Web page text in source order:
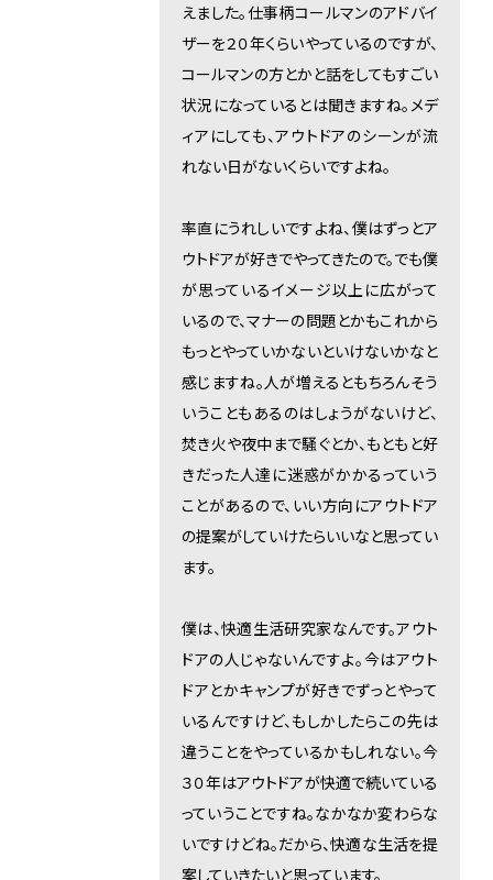
えました。仕事柄コールマンのアドバイ
ザーを２０年くらいやっているのですが、
コールマンの方とかと話をしてもすごい
状況になっているとは聞きますね。メデ
ィアにしても、アウトドアのシーンが流
れない日がないくらいですよね。
率直にうれしいですよね、僕はずっとア
ウトドアが好きでやってきたので。でも僕
が思っているイメージ以上に広がって
いるので、マナーの問題とかもこれから
もっとやっていかないといけないかなと
感じますね。人が増えるともちろんそう
いうこともあるのはしょうがないけど、
焚き火や夜中まで騒ぐとか、もともと好
きだった人達に迷惑がかかるっていう
ことがあるので、いい方向にアウトドア
の提案がしていけたらいいなと思ってい
ます。
僕は、快適生活研究家なんです。アウト
ドアの人じゃないんですよ。今はアウト
ドアとかキャンプが好きでずっとやって
いるんですけど、もしかしたらこの先は
違うことをやっているかもしれない。今
３０年はアウトドアが快適で続いている
っていうことですね。なかなか変わらな
いですけどね。だから、快適な生活を提
案していきたいと思っています。